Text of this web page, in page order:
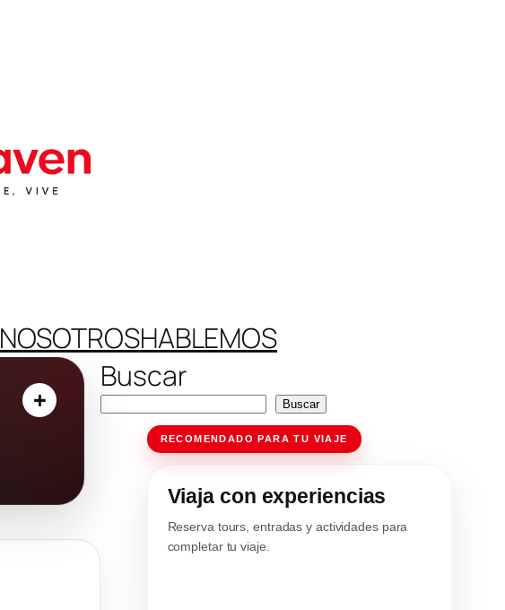
NOSOTROSHABLEMOS
Buscar
Buscar
RECOMENDADO PARA TU VIAJE
Viaja con experiencias
Reserva tours, entradas y actividades para
completar tu viaje.